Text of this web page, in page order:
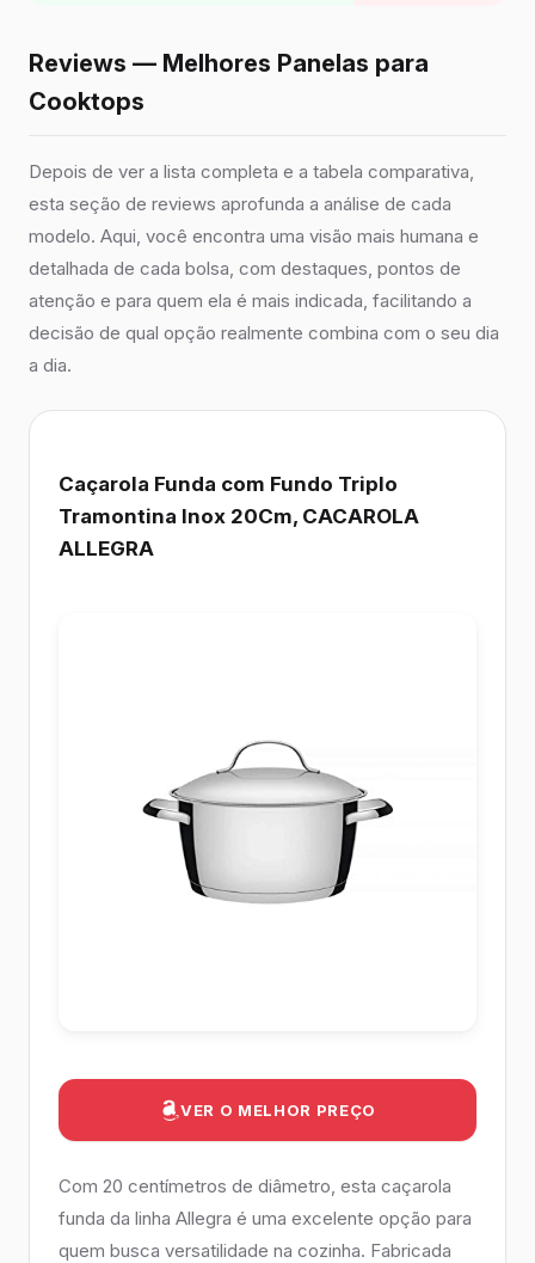
Reviews — Melhores Panelas para
Cooktops
Depois de ver a lista completa e a tabela comparativa,
esta seção de reviews aprofunda a análise de cada
modelo. Aqui, você encontra uma visão mais humana e
detalhada de cada bolsa, com destaques, pontos de
atenção e para quem ela é mais indicada, facilitando a
decisão de qual opção realmente combina com o seu dia
a dia.
Caçarola Funda com Fundo Triplo
Tramontina Inox 20Cm, CACAROLA
ALLEGRA
VER O MELHOR PREÇO
Com 20 centímetros de diâmetro, esta caçarola
funda da linha Allegra é uma excelente opção para
quem busca versatilidade na cozinha. Fabricada